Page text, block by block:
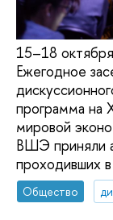
15–18
Ежегодное
программа на
мировой
ВШЭ приняли
проходивших
Общество